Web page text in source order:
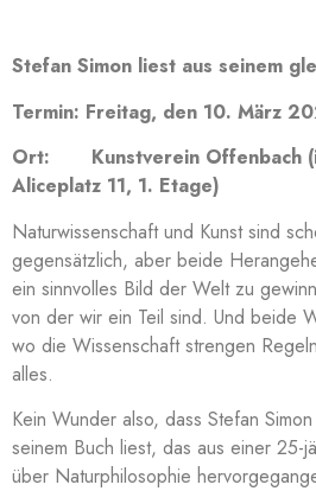
Stefan Simon liest aus seinem
Termin: Freitag, den 10. März
Ort: Kunstverein Offenbach
Aliceplatz 11, 1. Etage)
Naturwissenschaft und Kunst sind
gegensätzlich, aber beide
ein sinnvolles Bild der Welt zu
von der wir ein Teil sind. Und beide
wo die Wissenschaft strengen
alles.
Kein Wunder also, dass Stefan
seinem Buch liest, das aus einer 25-
über Naturphilosophie